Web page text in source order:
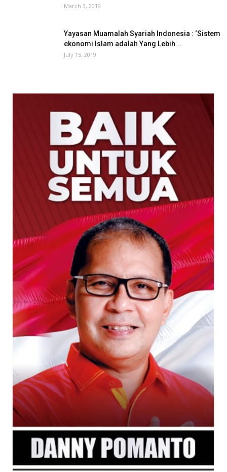
March 3, 2019
Yayasan Muamalah Syariah Indonesia : ‘Sistem
ekonomi Islam adalah Yang Lebih...
July 15, 2019